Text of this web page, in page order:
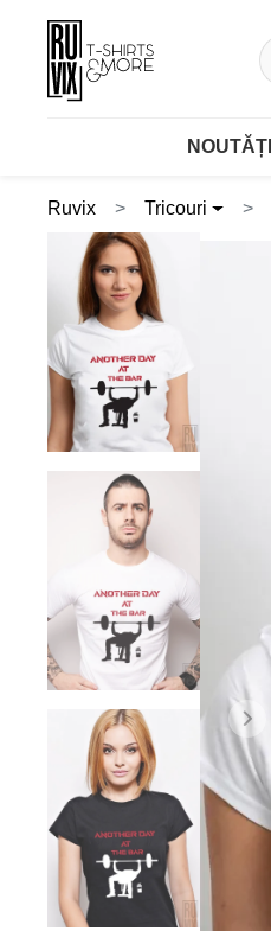
NOUTĂȚI
Ruvix Tricouri